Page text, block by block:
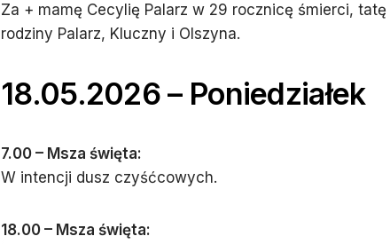
Za + mamę Cecylię Palarz w 29 rocznicę śmierci, tatę
rodziny Palarz, Kluczny i Olszyna.
18.05.2026 – Poniedziałek
7.00 – Msza święta:
W intencji dusz czyśćcowych.
18.00 – Msza święta: